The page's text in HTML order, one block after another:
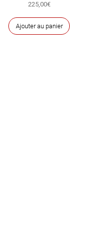
225,00€
Ajouter au panier